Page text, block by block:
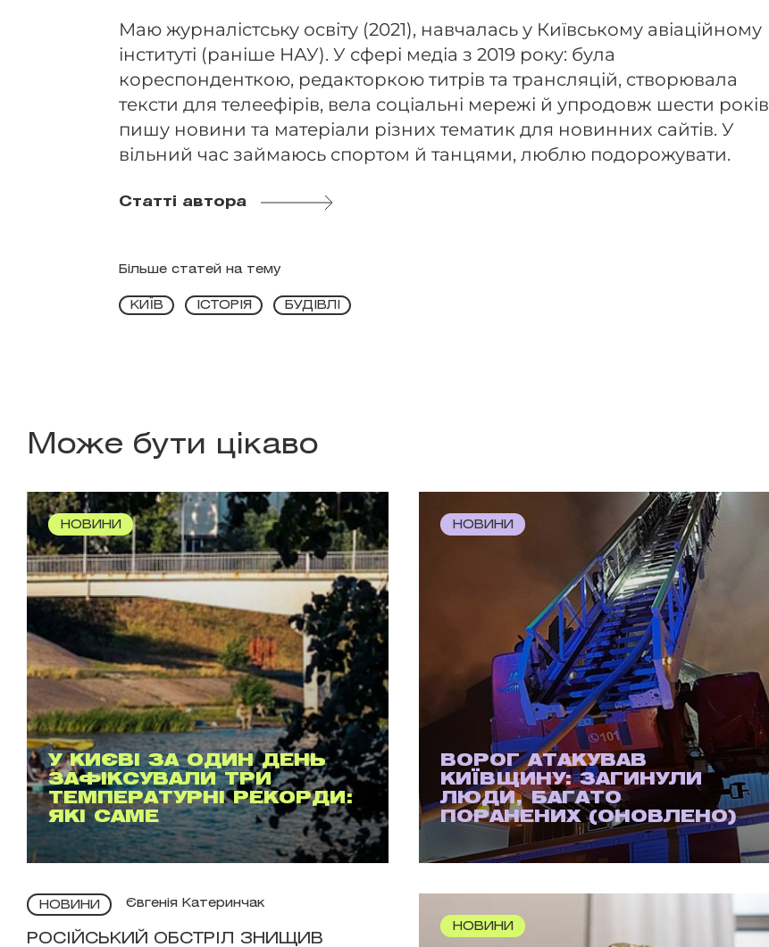
Маю журналістську освіту (2021), навчалась у Київському авіаційному
інституті (раніше НАУ). У сфері медіа з 2019 року: була
кореспонденткою, редакторкою титрів та трансляцій, створювала
тексти для телеефірів, вела соціальні мережі й упродовж шести років
пишу новини та матеріали різних тематик для новинних сайтів. У
вільний час займаюсь спортом й танцями, люблю подорожувати.
Статті автора
Більше статей на тему
КИЇВ ІСТОРІЯ БУДІВЛІ
Може бути цікаво
НОВИНИ
У КИЄВІ ЗА ОДИН ДЕНЬ
ЗАФІКСУВАЛИ ТРИ
ТЕМПЕРАТУРНІ РЕКОРДИ:
ЯКІ САМЕ
НОВИНИ
ВОРОГ АТАКУВАВ
КИЇВЩИНУ: ЗАГИНУЛИ
ЛЮДИ, БАГАТО
ПОРАНЕНИХ (ОНОВЛЕНО)
НОВИНИ Євгенія Катеринчак
РОСІЙСЬКИЙ ОБСТРІЛ ЗНИЩИВ
НОВИНИ